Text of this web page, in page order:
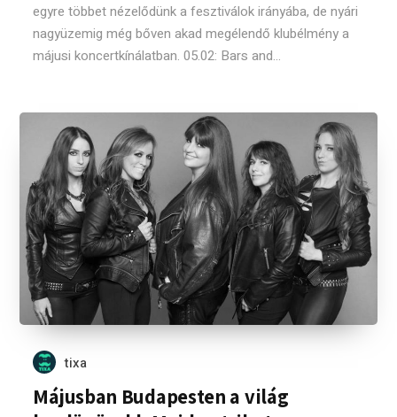
egyre többet nézelődünk a fesztiválok irányába, de nyári
nagyüzemig még bőven akad megélendő klubélmény a
májusi koncertkínálatban. 05.02: Bars and...
tixa
Májusban Budapesten a világ